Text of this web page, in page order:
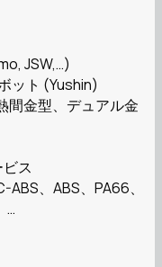
JSW,…)
ット (Yushin)
間金型、デュアル金
ス
、ABS、PA66、
…